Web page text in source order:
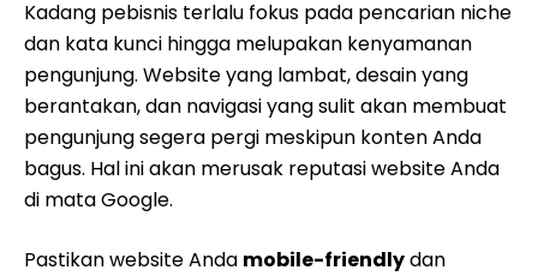
Kadang pebisnis terlalu fokus pada pencarian niche
dan kata kunci hingga melupakan kenyamanan
pengunjung. Website yang lambat, desain yang
berantakan, dan navigasi yang sulit akan membuat
pengunjung segera pergi meskipun konten Anda
bagus. Hal ini akan merusak reputasi website Anda
di mata Google.
Pastikan website Anda mobile-friendlydan